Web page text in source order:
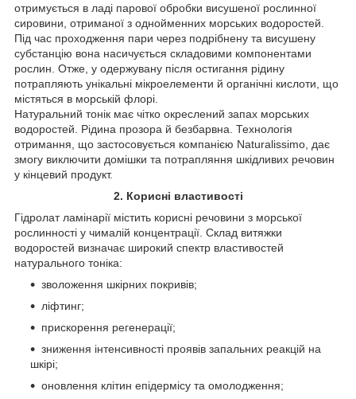
отримується в ладі парової обробки висушеної рослинної
сировини, отриманої з однойменних морських водоростей.
Під час проходження пари через подрібнену та висушену
субстанцію вона насичується складовими компонентами
рослин. Отже, у одержувану після остигання рідину
потрапляють унікальні мікроелементи й органічні кислоти, що
містяться в морській флорі.
Натуральний тонік має чітко окреслений запах морських
водоростей. Рідина прозора й безбарвна. Технологія
отримання, що застосовується компанією Naturalissimo, дає
змогу виключити домішки та потрапляння шкідливих речовин
у кінцевий продукт.
2. Корисні властивості
Гідролат ламінарії містить корисні речовини з морської
рослинності у чималій концентрації. Склад витяжки
водоростей визначає широкий спектр властивостей
натурального тоніка:
зволоження шкірних покривів;
ліфтинг;
прискорення регенерації;
зниження інтенсивності проявів запальних реакцій на
шкірі;
оновлення клітин епідермісу та омолодження;